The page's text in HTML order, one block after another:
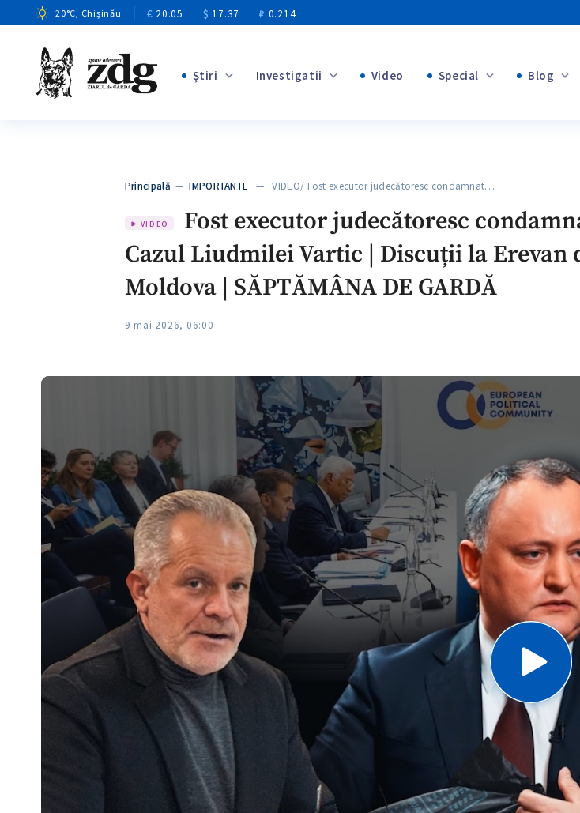
20°C, Chișinău € 20.05 $ 17.37 ₽ 0.214
Ştiri Investigatii Video Special
+1
Blog
Principală —IMPORTANTE — VIDEO/ Fost executor judecătoresc condamnat…
VIDEO
Fost executor judecătoresc
Cazul Liudmilei Vartic | Discuții la Erevan
Moldova | SĂPTĂMÂNA DE GARDĂ
9 mai 2026, 06:00